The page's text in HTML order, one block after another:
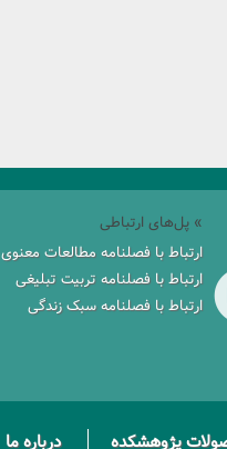
» پل‌های ارتباطی
ارتباط با فصلنامه مطالعات معنوی
ارتباط با فصلنامه تربیت تبلیغی
ارتباط با فصلنامه سبک زندگی
پژوهشکده درباره ما